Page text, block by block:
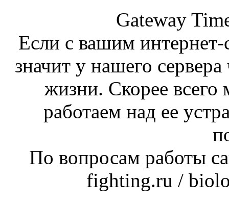
Gateway
Если с вашим интернет-
значит у нашего
жизни. Скорее
работаем над ее
По вопросам работы
fighting.ru /